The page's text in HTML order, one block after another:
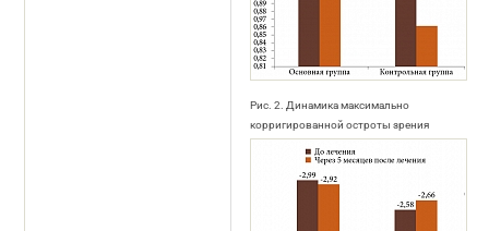
Рис. 2. Динамика максимально
корригированной остроты зрения